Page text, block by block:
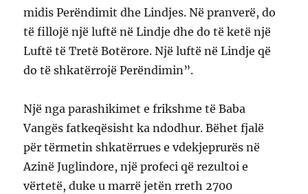
midis Perëndimit dhe Lindjes. Në pranverë, do
të fillojë një luftë në Lindje dhe do të ketë një
Luftë të Tretë Botërore. Një luftë në Lindje që
do të shkatërrojë Perëndimin”.
Një nga parashikimet e frikshme të Baba
Vangës fatkeqësisht ka ndodhur. Bëhet fjalë
për tërmetin shkatërrues e vdekjeprurës në
Azinë Juglindore, një profeci që rezultoi e
vërtetë, duke u marrë jetën rreth 2700